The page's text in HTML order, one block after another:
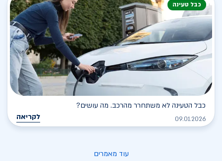
כבל טעינה
כבל הטעינה לא משתחרר מהרכב. מה עושים?
09.01.2026 לקריאה
עוד מאמרים